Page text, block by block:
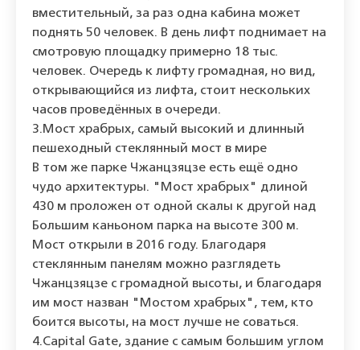
вместительный, за раз одна кабина может
поднять 50 человек. В день лифт поднимает на
смотровую площадку примерно 18 тыс.
человек. Очередь к лифту громадная, но вид,
открывающийся из лифта, стоит нескольких
часов проведённых в очереди.
3.Мост храбрых, самый высокий и длинный
пешеходный стеклянный мост в мире
В том же парке Чжанцзяцзе есть ещё одно
чудо архитектуры. "Мост храбрых" длиной
430 м проложен от одной скалы к другой над
Большим каньоном парка на высоте 300 м.
Мост открыли в 2016 году. Благодаря
стеклянным панелям можно разглядеть
Чжанцзяцзе с громадной высоты, и благодаря
им мост назван "Мостом храбрых", тем, кто
боится высоты, на мост лучше не соваться.
4.Capital Gate, здание с самым большим углом